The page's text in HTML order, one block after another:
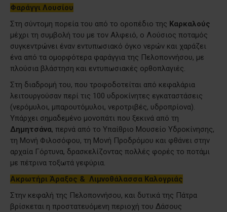
Φαράγγι Λουσίου
Στη σύντομη πορεία του από το οροπέδιο της Καρκαλούς
μέχρι τη συμβολή του με τον Αλφειό, ο Λούσιος ποταμός
συγκεντρώνει έναν εντυπωσιακό όγκο νερών και χαράζει
ένα από τα ομορφότερα φαράγγια της Πελοποννήσου, με
πλούσια βλάστηση και εντυπωσιακές ορθοπλαγιές.
Στη διαδρομή του, που τροφοδοτείται από κεφαλάρια
λειτουργούσαν περί τις 100 υδροκίνητες εγκαταστάσεις
(νερόμυλοι, μπαρουτόμυλοι, νεροτριβές, υδροπρίονα).
Υπάρχει σημαδεμένο μονοπάτι που ξεκινά από τη
Δημητσάνα, περνά από το Υπαίθριο Μουσείο Υδροκίνησης,
τη Μονή Φιλοσόφου, τη Μονή Προδρόμου και φθάνει στην
αρχαία Γόρτυνα, δρασκελίζοντας πολλές φορές το ποτάμι
με πέτρινα τοξωτά γεφύρια.
Ακρωτήρι Άραξος & Λιμνοθάλασσα Καλογριάς
Στην κεφαλή της Πελοποννήσου, και δυτικά της Πάτρα
βρίσκεται η προστατευόμενη περιοχή του Δάσους